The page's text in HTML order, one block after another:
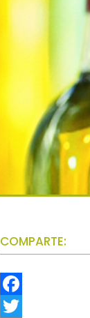
COMPARTE:
F